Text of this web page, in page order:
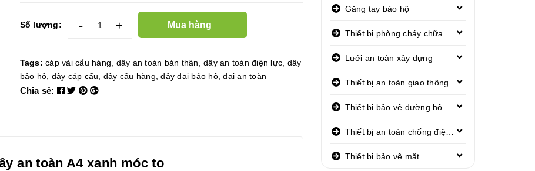
Số lượng: - + Mua hàng
Tags:cáp vải cẩu hàng dây an toàn bán thân ,dây an toàn điện lực dây
bảo hộ dây cáp cẩu dây cẩu hàng ,dây đai bảo hộ,đai an toàn
Chia sẻ:
an toàn A4 xanh móc to
Găng tay bảo hộ
Lưới an toàn xây dựng
Thiết bị an toàn giao thông
Thiết bị bảo vệ mặt